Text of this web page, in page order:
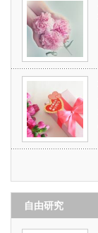
自由研究